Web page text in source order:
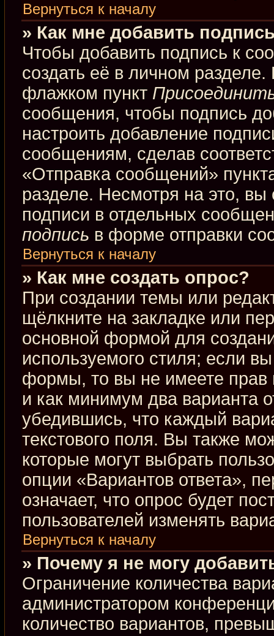
Вернуться к началу
» Как мне добавить
Чтобы добавить подпись к
создать её в личном
флажком пункт
сообщения, чтобы подпись
настроить добавление
сообщениям, сделав
«Отправка сообщений»
разделе. Несмотря на это,
подписи в отдельных
подпись в форме отправки
Вернуться к началу
» Как мне создать опрос?
При создании темы или
щёлкните на закладке или
основной формой для
используемого стиля; если
формы, то вы не имеете прав
и как минимум два варианта
убедившись, что каждый
текстового поля. Вы также
которые могут выбрать
опции «Вариантов ответа»,
означает, что опрос будет
пользователей изменять
Вернуться к началу
» Почему я не могу
Ограничение количества
администратором
количество вариантов,